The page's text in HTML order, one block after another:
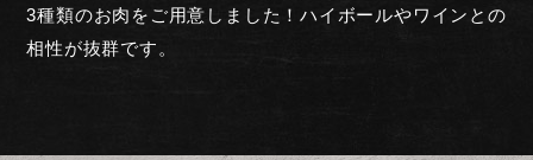
3種類のお肉をご用意しました！ハイボールやワインとの
相性が抜群です。